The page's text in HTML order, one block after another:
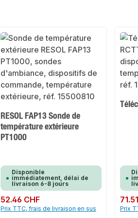
RESOL FAP13 Sonde de
température extérieure
PT1000
Disponible
immédiatement, délai de
livraison 6-8 jours
Prix régulier :
52.46 CHF
Prix TTC, frais de livraison en sus
Prix
Prix